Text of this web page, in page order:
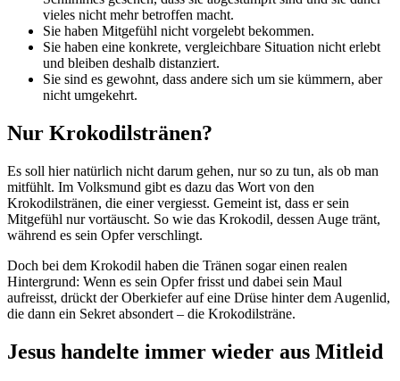
vieles nicht mehr betroffen macht.
Sie haben Mitgefühl nicht vorgelebt bekommen.
Sie haben eine konkrete, vergleichbare Situation nicht erlebt
und bleiben deshalb distanziert.
Sie sind es gewohnt, dass andere sich um sie kümmern, aber
nicht umgekehrt.
Nur Krokodilstränen?
Es soll hier natürlich nicht darum gehen, nur so zu tun, als ob man
mitfühlt. Im Volksmund gibt es dazu das Wort von den
Krokodilstränen, die einer vergiesst. Gemeint ist, dass er sein
Mitgefühl nur vortäuscht. So wie das Krokodil, dessen Auge tränt,
während es sein Opfer verschlingt.
Doch bei dem Krokodil haben die Tränen sogar einen realen
Hintergrund: Wenn es sein Opfer frisst und dabei sein Maul
aufreisst, drückt der Oberkiefer auf eine Drüse hinter dem Augenlid,
die dann ein Sekret absondert – die Krokodilsträne.
Jesus handelte immer wieder aus Mitleid